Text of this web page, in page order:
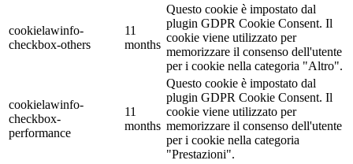
cookielawinfo-
checkbox-others
11
months
Questo cookie è impostato dal
plugin GDPR Cookie Consent. Il
cookie viene utilizzato per
memorizzare il consenso dell'utente
per i cookie nella categoria "Altro".
cookielawinfo-
checkbox-
performance
11
months
Questo cookie è impostato dal
plugin GDPR Cookie Consent. Il
cookie viene utilizzato per
memorizzare il consenso dell'utente
per i cookie nella categoria
"Prestazioni".